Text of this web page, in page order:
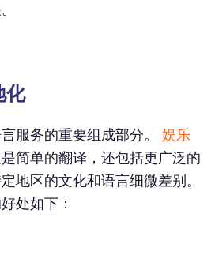
化
服务的重要组成部分。 娱乐
简单的翻译，还包括更广泛的
地区的文化和语言细微差别。
处如下：